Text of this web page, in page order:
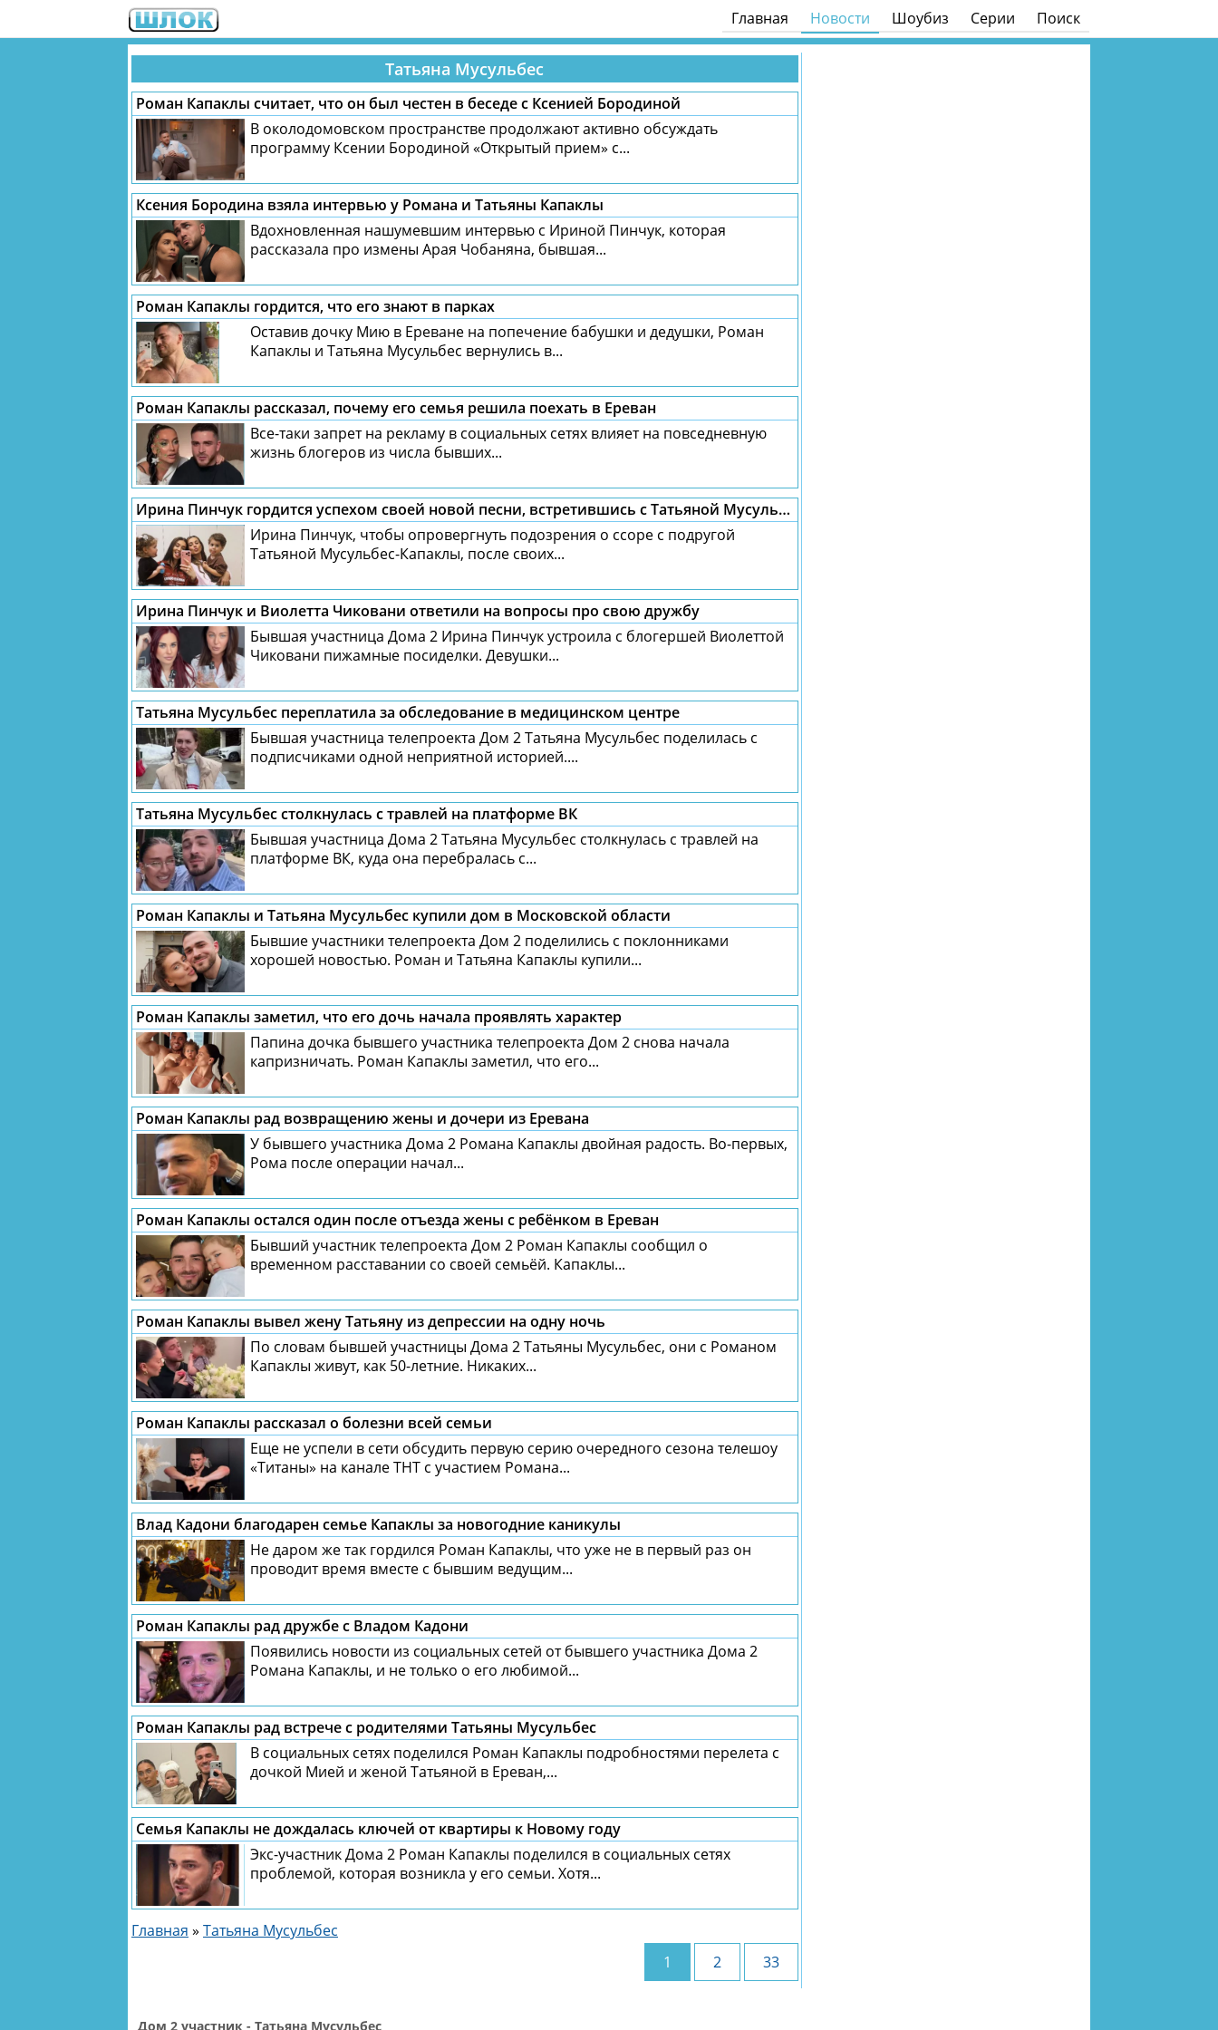
Главная Новости Шоубиз Серии Поиск
Татьяна Мусульбес
Роман Капаклы считает, что он был честен в беседе с Ксенией Бородиной
В околодомовском пространстве продолжают активно обсуждать
программу Ксении Бородиной «Открытый прием» с...
Ксения Бородина взяла интервью у Романа и Татьяны Капаклы
Вдохновленная нашумевшим интервью с Ириной Пинчук, которая
рассказала про измены Арая Чобаняна, бывшая...
Роман Капаклы гордится, что его знают в парках
Оставив дочку Мию в Ереване на попечение бабушки и дедушки, Роман
Капаклы и Татьяна Мусульбес вернулись в...
Роман Капаклы рассказал, почему его семья решила поехать в Ереван
Все-таки запрет на рекламу в социальных сетях влияет на повседневную
жизнь блогеров из числа бывших...
Ирина Пинчук гордится успехом своей новой песни, встретившись с Татьяной Мусульбес
Ирина Пинчук, чтобы опровергнуть подозрения о ссоре с подругой
Татьяной Мусульбес-Капаклы, после своих...
Ирина Пинчук и Виолетта Чиковани ответили на вопросы про свою дружбу
Бывшая участница Дома 2 Ирина Пинчук устроила с блогершей Виолеттой
Чиковани пижамные посиделки. Девушки...
Татьяна Мусульбес переплатила за обследование в медицинском центре
Бывшая участница телепроекта Дом 2 Татьяна Мусульбес поделилась с
подписчиками одной неприятной историей....
Татьяна Мусульбес столкнулась с травлей на платформе ВК
Бывшая участница Дома 2 Татьяна Мусульбес столкнулась с травлей на
платформе ВК, куда она перебралась с...
Роман Капаклы и Татьяна Мусульбес купили дом в Московской области
Бывшие участники телепроекта Дом 2 поделились с поклонниками
хорошей новостью. Роман и Татьяна Капаклы купили...
Роман Капаклы заметил, что его дочь начала проявлять характер
Папина дочка бывшего участника телепроекта Дом 2 снова начала
капризничать. Роман Капаклы заметил, что его...
Роман Капаклы рад возвращению жены и дочери из Еревана
У бывшего участника Дома 2 Романа Капаклы двойная радость. Во-первых,
Рома после операции начал...
Роман Капаклы остался один после отъезда жены с ребёнком в Ереван
Бывший участник телепроекта Дом 2 Роман Капаклы сообщил о
временном расставании со своей семьёй. Капаклы...
Роман Капаклы вывел жену Татьяну из депрессии на одну ночь
По словам бывшей участницы Дома 2 Татьяны Мусульбес, они с Романом
Капаклы живут, как 50-летние. Никаких...
Роман Капаклы рассказал о болезни всей семьи
Еще не успели в сети обсудить первую серию очередного сезона телешоу
«Титаны» на канале ТНТ с участием Романа...
Влад Кадони благодарен семье Капаклы за новогодние каникулы
Не даром же так гордился Роман Капаклы, что уже не в первый раз он
проводит время вместе с бывшим ведущим...
Роман Капаклы рад дружбе с Владом Кадони
Появились новости из социальных сетей от бывшего участника Дома 2
Романа Капаклы, и не только о его любимой...
Роман Капаклы рад встрече с родителями Татьяны Мусульбес
В социальных сетях поделился Роман Капаклы подробностями перелета с
дочкой Мией и женой Татьяной в Ереван,...
Семья Капаклы не дождалась ключей от квартиры к Новому году
Экс-участник Дома 2 Роман Капаклы поделился в социальных сетях
проблемой, которая возникла у его семьи. Хотя...
Главная » Татьяна Мусульбес
1
2 33
Дом 2 участник - Татьяна Мусульбес